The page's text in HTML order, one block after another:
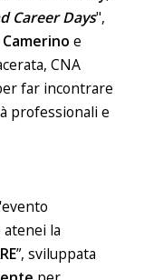
Career Days",
Camerino e
CNA
far incontrare
professionali e
la
”, sviluppata